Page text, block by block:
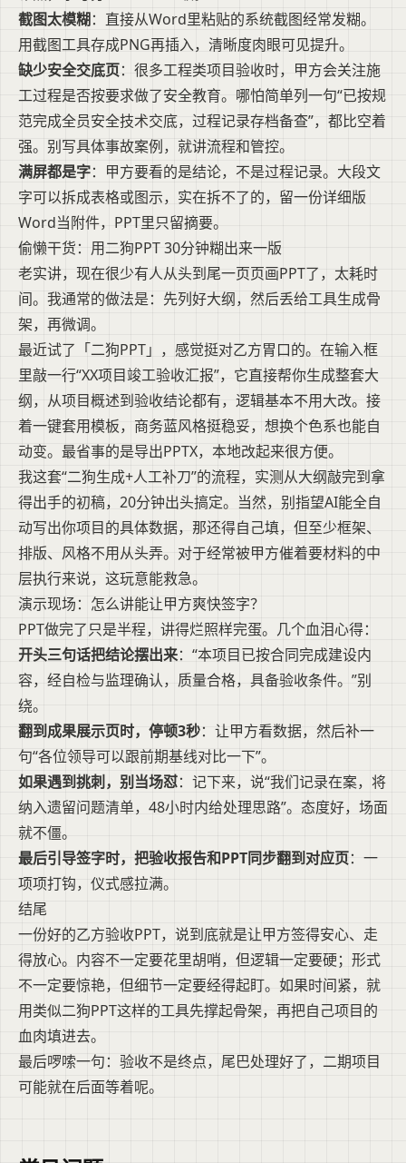
截图太模糊：直接从Word里粘贴的系统截图经常发糊。
用截图工具存成PNG再插入，清晰度肉眼可见提升。
缺少安全交底页：很多工程类项目验收时，甲方会关注施
工过程是否按要求做了安全教育。哪怕简单列一句“已按规
范完成全员安全技术交底，过程记录存档备查”，都比空着
强。别写具体事故案例，就讲流程和管控。
满屏都是字：甲方要看的是结论，不是过程记录。大段文
字可以拆成表格或图示，实在拆不了的，留一份详细版
Word当附件，PPT里只留摘要。
偷懒干货：用二狗PPT 30分钟糊出来一版
老实讲，现在很少有人从头到尾一页页画PPT了，太耗时
间。我通常的做法是：先列好大纲，然后丢给工具生成骨
架，再微调。
最近试了「二狗PPT」，感觉挺对乙方胃口的。在输入框
里敲一行“XX项目竣工验收汇报”，它直接帮你生成整套大
纲，从项目概述到验收结论都有，逻辑基本不用大改。接
着一键套用模板，商务蓝风格挺稳妥，想换个色系也能自
动变。最省事的是导出PPTX，本地改起来很方便。
我这套“二狗生成+人工补刀”的流程，实测从大纲敲完到拿
得出手的初稿，20分钟出头搞定。当然，别指望AI能全自
动写出你项目的具体数据，那还得自己填，但至少框架、
排版、风格不用从头弄。对于经常被甲方催着要材料的中
层执行来说，这玩意能救急。
演示现场：怎么讲能让甲方爽快签字？
PPT做完了只是半程，讲得烂照样完蛋。几个血泪心得：
开头三句话把结论摆出来：“本项目已按合同完成建设内
容，经自检与监理确认，质量合格，具备验收条件。”别
绕。
翻到成果展示页时，停顿3秒：让甲方看数据，然后补一
句“各位领导可以跟前期基线对比一下”。
如果遇到挑刺，别当场怼：记下来，说“我们记录在案，将
纳入遗留问题清单，48小时内给处理思路”。态度好，场面
就不僵。
最后引导签字时，把验收报告和PPT同步翻到对应页：一
项项打钩，仪式感拉满。
结尾
一份好的乙方验收PPT，说到底就是让甲方签得安心、走
得放心。内容不一定要花里胡哨，但逻辑一定要硬；形式
不一定要惊艳，但细节一定要经得起盯。如果时间紧，就
用类似二狗PPT这样的工具先撑起骨架，再把自己项目的
血肉填进去。
最后啰嗦一句：验收不是终点，尾巴处理好了，二期项目
可能就在后面等着呢。